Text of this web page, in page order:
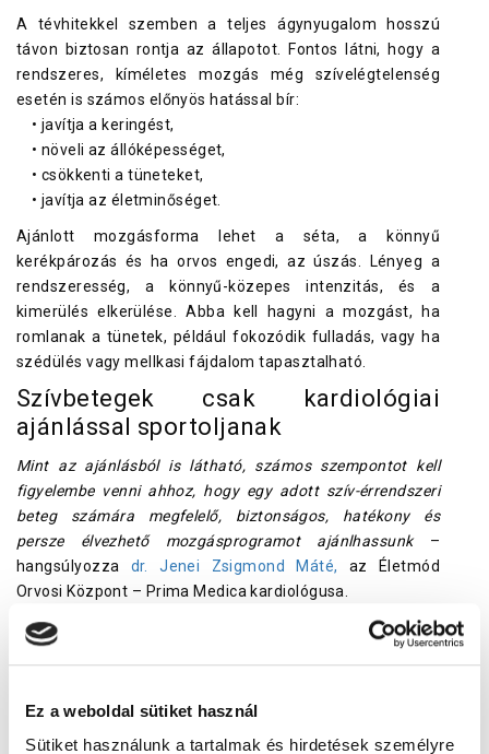
Ez a weboldal sütiket használ
Sütiket használunk a tartalmak és hirdetések személyre
A tévhitekkel szemben a teljes ágynyugalom hosszú
távon biztosan rontja az állapotot. Fontos látni, hogy a
rendszeres, kíméletes mozgás még szívelégtelenség
esetén is számos előnyös hatással bír:
• javítja a keringést,
• növeli az állóképességet,
• csökkenti a tüneteket,
• javítja az életminőséget.
Ajánlott mozgásforma lehet a séta, a könnyű
kerékpározás és ha orvos engedi, az úszás. Lényeg a
rendszeresség, a könnyű-közepes intenzitás, és a
kimerülés elkerülése. Abba kell hagyni a mozgást, ha
romlanak a tünetek, például fokozódik fulladás, vagy ha
szédülés vagy mellkasi fájdalom tapasztalható.
Szívbetegek csak kardiológiai
ajánlással sportoljanak
Mint az ajánlásból is látható, számos szempontot kell
figyelembe venni ahhoz, hogy egy adott szív-érrendszeri
beteg számára megfelelő, biztonságos, hatékony és
persze élvezhető mozgásprogramot ajánlhassunk–
hangsúlyozza dr. Jenei Zsigmond Máté, az Életmód
Orvosi Központ – Prima Medica kardiológusa.
– Éppen ezért alapos kivizsgálás előzi meg az életmód-, és
ezen a belül a mozgásprogram kidolgozását
eredmények, akkor kardiológus, életmód orvos